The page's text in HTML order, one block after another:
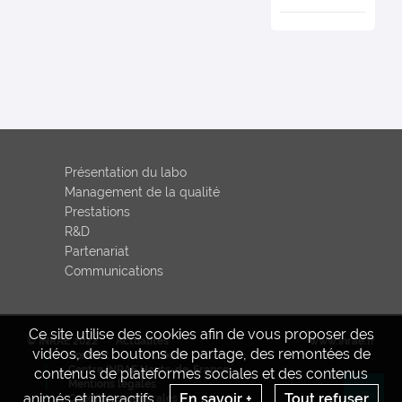
Ce site utilise des cookies afin de vous proposer des
vidéos, des boutons de partage, des remontées de
contenus de plateformes sociales et des contenus
Présentation du labo
Management de la qualité
Prestations
R&D
Partenariat
Communications
© INRAE 2022
Actualités
Contact
Crédits
Centre INRAE Hauts-de-France
Mentions legales
Conditions générales
www.inrae.fr